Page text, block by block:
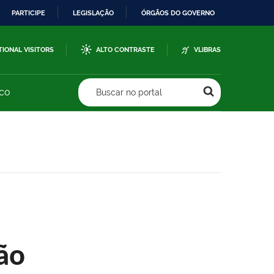
PARTICIPE LEGISLAÇÃO ÓRGÃOS DO GOVERNO
VISITORS ALTO CONTRASTE VLIBRAS
Buscar no portal